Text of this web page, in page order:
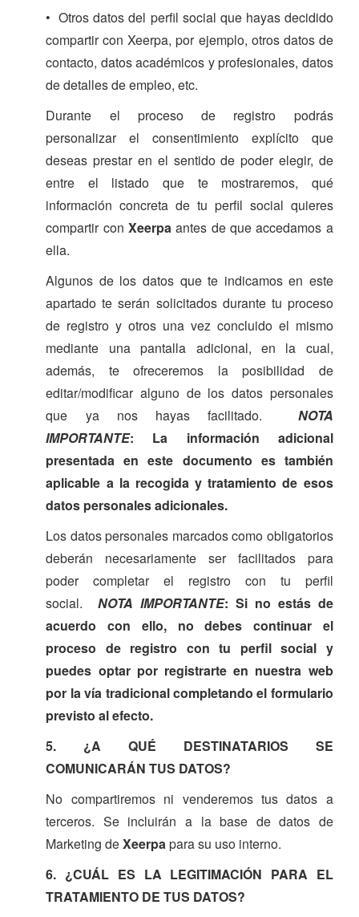
• Otros datos del perfil social que hayas decidido
compartir con Xeerpa, por ejemplo, otros datos de
contacto, datos académicos y profesionales, datos
de detalles de empleo, etc.
Durante el proceso de registro podrás
personalizar el consentimiento explícito que
deseas prestar en el sentido de poder elegir, de
entre el listado que te mostraremos, qué
información concreta de tu perfil social quieres
compartir conXeerpa antes de que accedamos a
ella.
Algunos de los datos que te indicamos en este
apartado te serán solicitados durante tu proceso
de registro y otros una vez concluido el mismo
mediante una pantalla adicional, en la cual,
además, te ofreceremos la posibilidad de
editar/modificar alguno de los datos personales
que ya nos hayas facilitado. NOTA
IMPORTANTE: La información adicional
presentada en este documento es también
aplicable a la recogida y tratamiento de esos
datos personales adicionales.
Los datos personales marcados como obligatorios
deberán necesariamente ser facilitados para
poder completar el registro con tu perfil
social. NOTA IMPORTANTE: Si no estás de
acuerdo con ello, no debes continuar el
proceso de registro con tu perfil social y
puedes optar por registrarte en nuestra web
por la vía tradicional completando el formulario
previsto al efecto.
5. ¿A QUÉ DESTINATARIOS SE
COMUNICARÁN TUS DATOS?
No compartiremos ni venderemos tus datos a
terceros. Se incluirán a la base de datos de
Marketing deXeerpapara su uso interno.
6. ¿CUÁL ES LA LEGITIMACIÓN PARA EL
TRATAMIENTO DE TUS DATOS?